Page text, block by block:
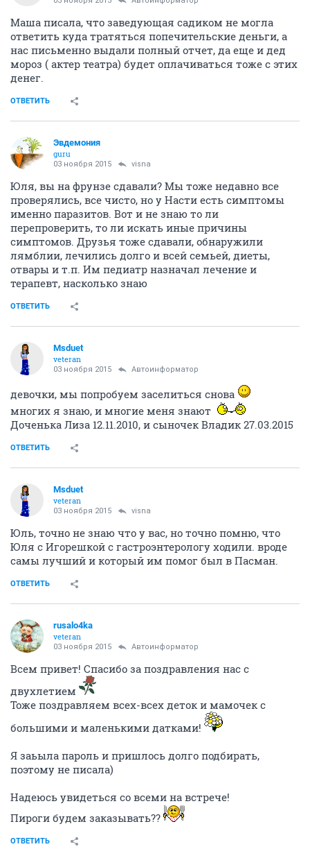
Маша писала, что заведующая садиком не могла
ответить куда тратяться попечительские деньги, а
нас письменно выдали полный отчет, да еще и дед
мороз ( актер театра) будет оплачиваться тоже с этих
денег.
ОТВЕТИТЬ
Эвдемония
guru
03 ноября 2015 visna
Юля, вы на фрунзе сдавали? Мы тоже недавно все
проверялись, все чисто, но у Насти есть симптомы
именно паразитов. Вот и не знаю то ли
перепроверить, то ли искать иные причины
симптомов. Друзья тоже сдавали, обнаружили
лямблии, лечились долго и всей семьей, диеты,
отвары и т.п. Им педиатр назначал лечение и
терапевт, насколько знаю
ОТВЕТИТЬ
Msduet
veteran
03 ноября 2015 Автоинформатор
девочки, мы попробуем заселиться снова
многих я знаю, и многие меня знают
Доченька Лиза 12.11.2010, и сыночек Владик 27.03.2015
ОТВЕТИТЬ
Msduet
veteran
03 ноября 2015 visna
Юль, точно не знаю что у вас, но точно помню, что
Юля с Игорешкой с гастроэнтерологу ходили. вроде
самы лучший и который им помог был в Пасман.
ОТВЕТИТЬ
rusalo4ka
veteran
03 ноября 2015 Автоинформатор
Всем привет! Спасибо за поздравления нас с
двухлетием
Тоже поздравляем всех-всех деток и мамочек с
большими и маленькими датками!
Я заьыла пароль и пришлось долго подбирать,
поэтому не писала)
Надеюсь увидеться со всеми на встрече!
Пироги будем заказывать??
ОТВЕТИТЬ